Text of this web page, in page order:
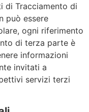
di Tracciamento di
può essere
ogni riferimento
di terza parte è
informazioni
invitati a
servizi terzi